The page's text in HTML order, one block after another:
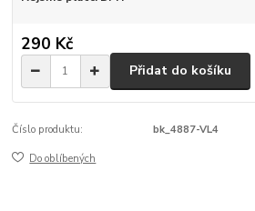
290 Kč
Přidat do košíku
Číslo produktu: bk_4887-VL4
Do oblíbených